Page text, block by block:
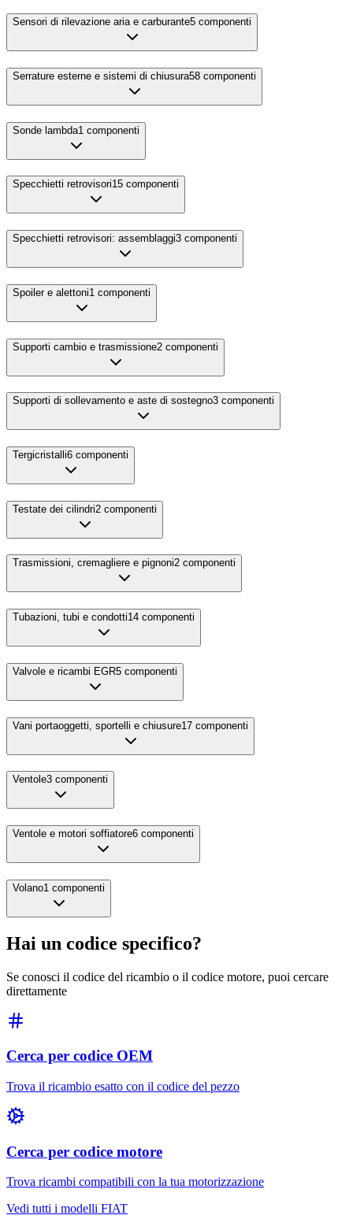
Sensori di rilevazione aria e carburante5 componenti
Serrature esterne e sistemi di chiusura58 componenti
Sonde lambda1 componenti
Specchietti retrovisori15 componenti
Specchietti retrovisori: assemblaggi3 componenti
Spoiler e alettoni1 componenti
Supporti cambio e trasmissione2 componenti
Supporti di sollevamento e aste di sostegno3 componenti
Tergicristalli6 componenti
Testate dei cilindri2 componenti
Trasmissioni, cremagliere e pignoni2 componenti
Tubazioni, tubi e condotti14 componenti
Valvole e ricambi EGR5 componenti
Vani portaoggetti, sportelli e chiusure17 componenti
Ventole3 componenti
Ventole e motori soffiatore6 componenti
Volano1 componenti
Hai un codice specifico?
Se conosci il codice del ricambio o il codice motore, puoi cercare
direttamente
Cerca per codice OEM
Trova il ricambio esatto con il codice del pezzo
Cerca per codice motore
Trova ricambi compatibili con la tua motorizzazione
Vedi tutti i modelli FIAT